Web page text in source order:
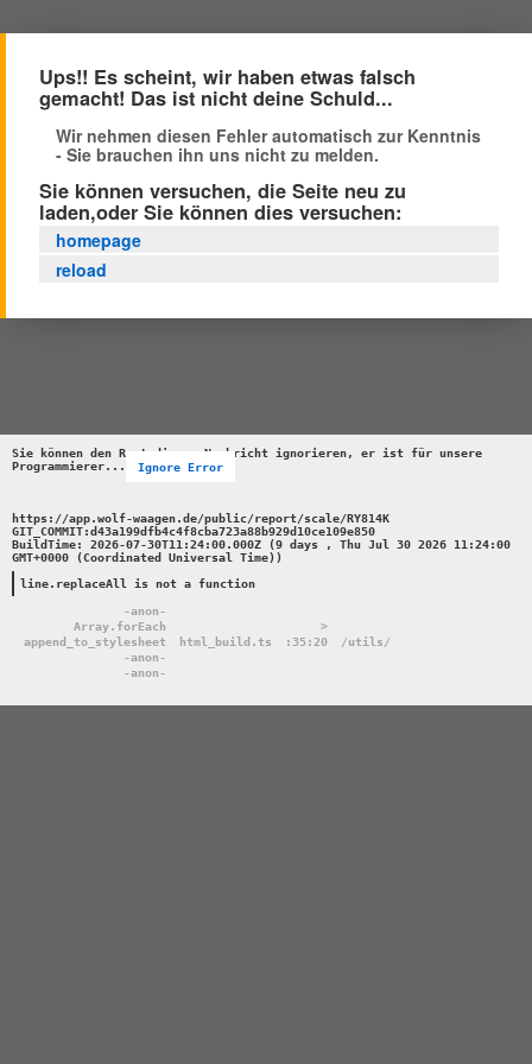
Ups!! Es scheint, wir haben etwas falsch
gemacht! Das ist nicht deine Schuld...
Wir nehmen diesen Fehler automatisch zur Kenntnis
- Sie brauchen ihn uns nicht zu melden.
Sie können versuchen, die Seite neu zu
laden,oder Sie können dies versuchen:
homepage
reload
Sie können den Rest dieser Nachricht ignorieren, er ist für unsere
Programmierer...
Ignore Error
https://app.wolf-waagen.de/public/report/scale/RY814K
GIT_COMMIT:d43a199dfb4c4f8cba723a88b929d10ce109e850
BuildTime: 2026-07-30T11:24:00.000Z (9 days , Thu Jul 30 2026 11:24:00
GMT+0000 (Coordinated Universal Time))
line.replaceAll is not a function
-anon-
Array.forEach
>
append_to_stylesheet
html_build.ts :35:20
/utils/
-anon-
-anon-